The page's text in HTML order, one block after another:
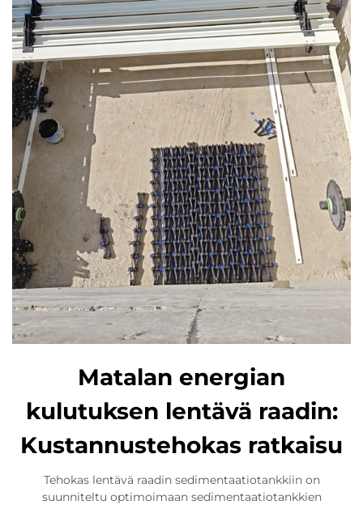
Matalan energian
kulutuksen lentävä raadin:
Kustannustehokas ratkaisu
Tehokas lentävä raadin sedimentaatiotankkiin on
suunniteltu optimoimaan sedimentaatiotankkien